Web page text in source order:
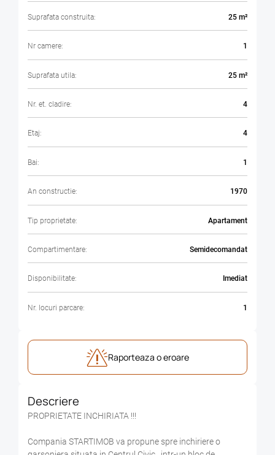
Suprafata construita: 25 m²
Nr camere: 1
Suprafata utila: 25 m²
Nr. et. cladire: 4
Etaj: 4
Bai: 1
An constructie: 1970
Tip proprietate: Apartament
Compartimentare: Semidecomandat
Disponibilitate: Imediat
Nr. locuri parcare: 1
Raporteaza o eroare
Descriere
PROPRIETATE INCHIRIATA !!!
Compania STARTIMOB va propune spre inchiriere o